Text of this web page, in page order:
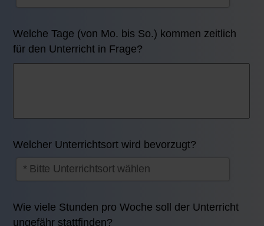
Welche Tage (von Mo. bis So.) kommen zeitlich
für den Unterricht in Frage?
Welcher Unterrichtsort wird bevorzugt?
Wie viele Stunden pro Woche soll der Unterricht
ungefähr stattfinden?